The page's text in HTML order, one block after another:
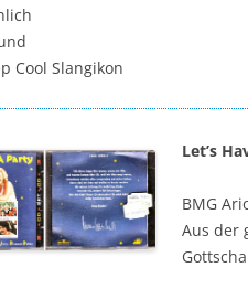
Cool Slangikon
Let’s
BMG
Aus der